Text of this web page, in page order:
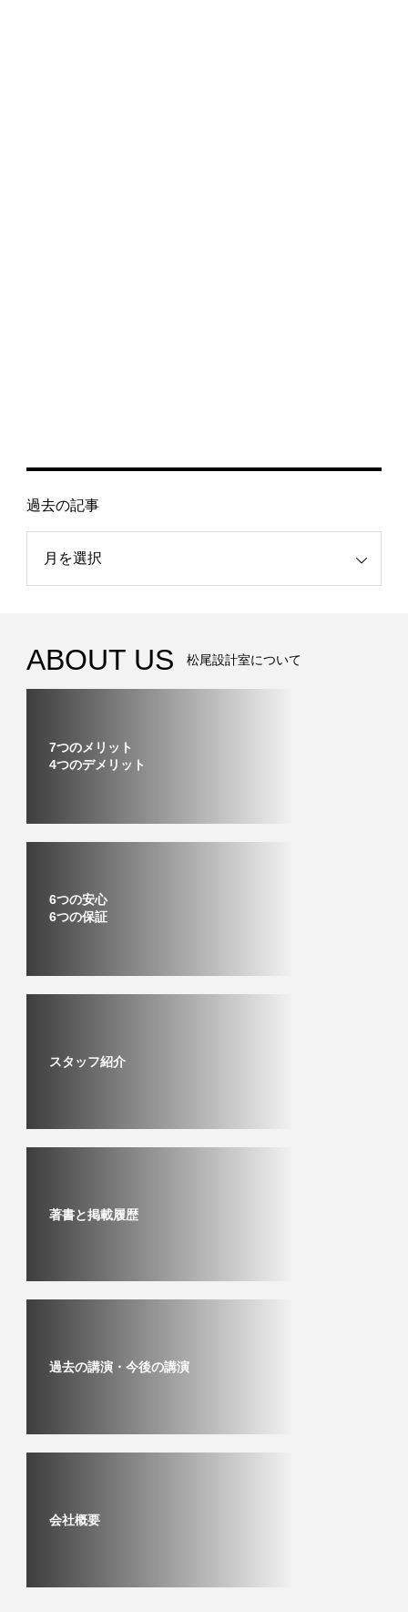
過去の記事
ABOUT US 松尾設計室について
7つのメリット
4つのデメリット
6つの安心
6つの保証
スタッフ紹介
著書と掲載履歴
過去の講演・今後の講演
会社概要